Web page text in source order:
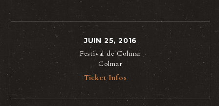
JUIN 25, 2016
Festival de Colmar
Colmar
Ticket Infos